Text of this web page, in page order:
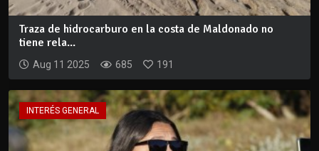
Traza de hidrocarburo en la costa de Maldonado no
tiene rela...
Aug 11 2025 685 191
INTERÉS GENERAL